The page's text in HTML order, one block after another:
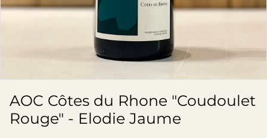
AOC Côtes du Rhone "Coudoulet
Rouge" - Elodie Jaume